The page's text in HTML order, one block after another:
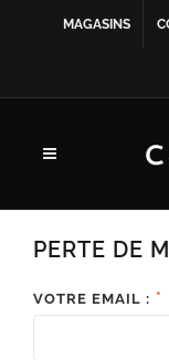
MAGASINS
PERTE DE
VOTRE EMAIL : *